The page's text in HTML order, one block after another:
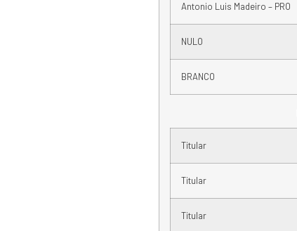
Antonio Luis Madeiro – PRO
NULO
BRANCO
Titular
Titular
Titular